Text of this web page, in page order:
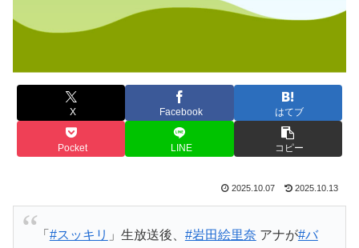
X Facebook はてブ
Pocket LINE コピー
2025.10.07 2025.10.13
「 #スッキリ 」生放送後、 #岩田絵里奈 アナが#バ